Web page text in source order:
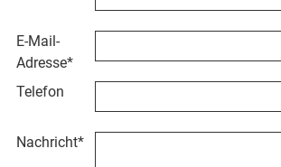
E-Mail-
Adresse*
Telefon
Nachricht*